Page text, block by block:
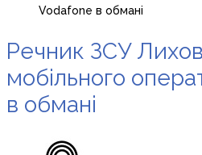
Vodafone в обмані
Речник ЗСУ
мобільного
в обмані